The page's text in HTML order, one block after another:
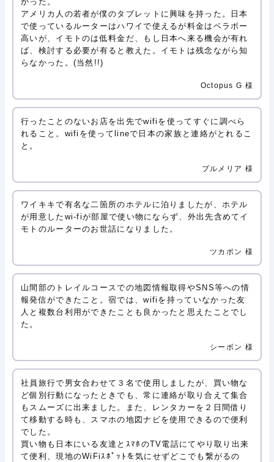
アメリカ人の若者が僕のタブレットに興味を持った。日本
で使っているルーターはハワイで使えるが料金はベラボー
高いが、イモトのは低料金だ、もし日本へ来る機会が有れ
ば、検討する必要が有ると教えた。イモトは残念ながら知
らなかった。(当然!!)
Octopus G 様
行ったことのないお店を出先でwifiを使ってすぐに調べら
れること。wifiを使ってlineで日本の家族と連絡がとれるこ
と。
プルメリア 様
ワイキキで有名な二箇所のホテルに泊りましたが、ホテル
が用意したwi-fiが部屋で使い物にならず、外出先含めてイ
モトのルーターのお世話になりました。
ツカポン 様
山間部のトレイルコースでの地図情報取得やSNS等への情
報発信ができたこと。宿では、wifiを持っていなかった友
人と複数台利用ができたことも良かったと思えたことでし
た。
シーボン 様
社員旅行で男女合わせて３名で使用しましたが、買い物な
ど個別行動になったときでも、常に連絡が取り合えて集合
もスムーズに出来ました。また、レンタカーを２日間借り
て移動する時も、スマホの地図ナビを使用できるので便利
でした。
買い物も日本にいる友達とｽﾏﾎのTV電話にてやり取り出来
て便利、現地のWiFiｽﾎﾟｯﾄを気にせずどこでも繋がるの